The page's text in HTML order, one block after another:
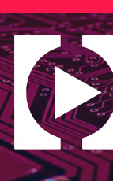
Saltar
al
contenido